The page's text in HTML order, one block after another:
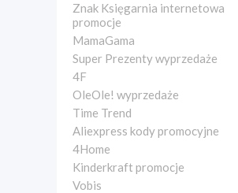
Znak Księgarnia internetowa
promocje
MamaGama
Super Prezenty wyprzedaże
4F
OleOle! wyprzedaże
Time Trend
Aliexpress kody promocyjne
4Home
Kinderkraft promocje
Vobis